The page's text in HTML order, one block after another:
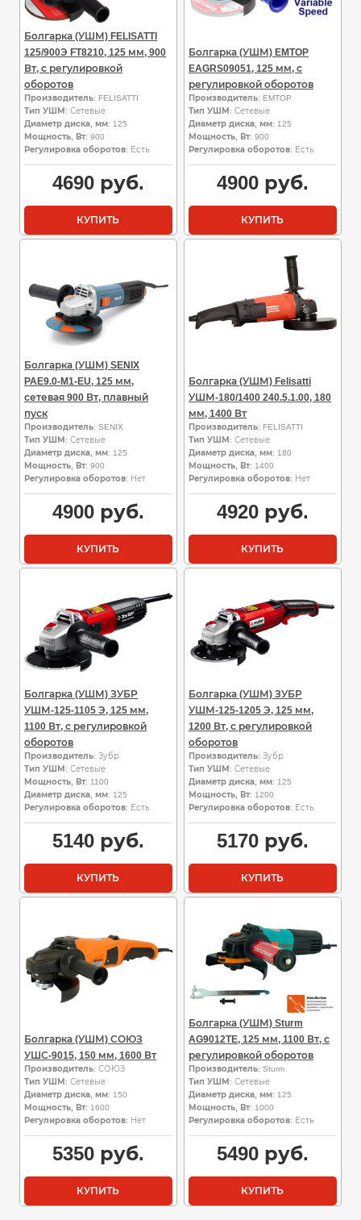
Болгарка (УШМ) FELISATTI
125/900Э FT8210, 125 мм, 900
Вт, с регулировкой
оборотов
Производитель: FELISATTI
Тип УШМ : Сетевые
Диаметр диска, мм: 125
Мощность, Вт: 900
Регулировка оборотов: Есть
4690руб.
КУПИТЬ
Болгарка (УШМ) EMTOP
EAGRS09051, 125 мм, с
регулировкой оборотов
Производитель: EMTOP
Тип УШМ : Сетевые
Диаметр диска, мм: 125
Мощность, Вт: 900
Регулировка оборотов: Есть
4900руб.
КУПИТЬ
Болгарка (УШМ) SENIX
PAE9.0-M1-EU, 125 мм,
сетевая 900 Вт, плавный
пуск
Производитель: SENIX
Тип УШМ : Сетевые
Диаметр диска, мм: 125
Мощность, Вт: 900
Регулировка оборотов: Нет
4900руб.
КУПИТЬ
Болгарка (УШМ) Felisatti
УШМ-180/1400 240.5.1.00, 180
мм, 1400 Вт
Производитель: FELISATTI
Тип УШМ : Сетевые
Диаметр диска, мм: 180
Мощность, Вт: 1400
Регулировка оборотов: Нет
4920руб.
КУПИТЬ
Болгарка (УШМ) ЗУБР
УШМ-125-1105 Э, 125 мм,
1100 Вт, с регулировкой
оборотов
Производитель: Зубр
Тип УШМ : Сетевые
Мощность, Вт: 1100
Диаметр диска, мм: 125
Регулировка оборотов: Есть
5140руб.
КУПИТЬ
Болгарка (УШМ) ЗУБР
УШМ-125-1205 Э, 125 мм,
1200 Вт, с регулировкой
оборотов
Производитель: Зубр
Тип УШМ : Сетевые
Диаметр диска, мм: 125
Мощность, Вт: 1200
Регулировка оборотов: Есть
5170руб.
КУПИТЬ
Болгарка (УШМ) СОЮЗ
УШС-9015, 150 мм, 1600 Вт
Производитель: СОЮЗ
Тип УШМ : Сетевые
Диаметр диска, мм: 150
Мощность, Вт: 1600
Регулировка оборотов: Нет
5350руб.
КУПИТЬ
Болгарка (УШМ) Sturm
AG9012TE, 125 мм, 1100 Вт, с
регулировкой оборотов
Производитель: Sturm
Тип УШМ : Сетевые
Диаметр диска, мм: 125
Мощность, Вт: 1000
Регулировка оборотов: Есть
5490руб.
КУПИТЬ